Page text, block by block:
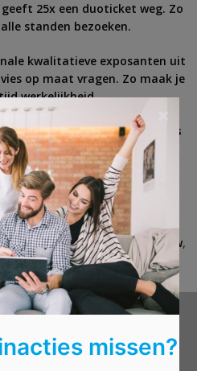
25x een duoticket weg. Zo
standen bezoeken.
kwalitatieve exposanten uit
op maat vragen. Zo maak je
werkelijkheid.
mee en wie weet ga jij gratis
bouwen,duotickets,nieuwbouw,
,tickets,vrijblijvend
missen?